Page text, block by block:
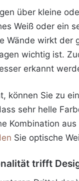
über kleine
Weiß oder ein
Wände wirkt
wichtig ist.
erkannt
können Sie zu
sehr helle
Kombination
Sie optische
trifft